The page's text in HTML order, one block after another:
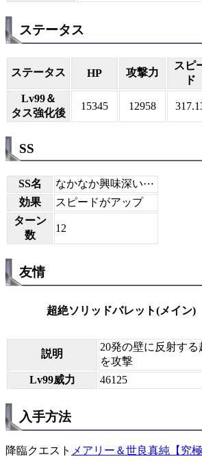
ステータス
ステータス HP 攻撃力
スピ
ド
Lv99＆
タス強化後
15345 12958
SS
SS名
なかなか興味深い⋯
効果
スピードがアップ
ターン
数
12
友情
超絶ソリッドバレット(メイン)
説明
20発の壁に反射す
を攻撃
Lv99威力
46125
入手方法
降臨クエスト メアリー＆世良真純【究極